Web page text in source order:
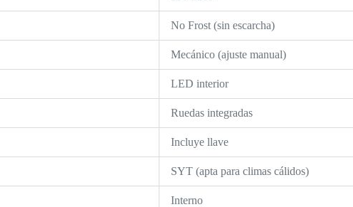
No Frost (sin escarcha)
Mecánico (ajuste manual)
LED interior
Ruedas integradas
Incluye llave
SYT (apta para climas cálidos)
Interno